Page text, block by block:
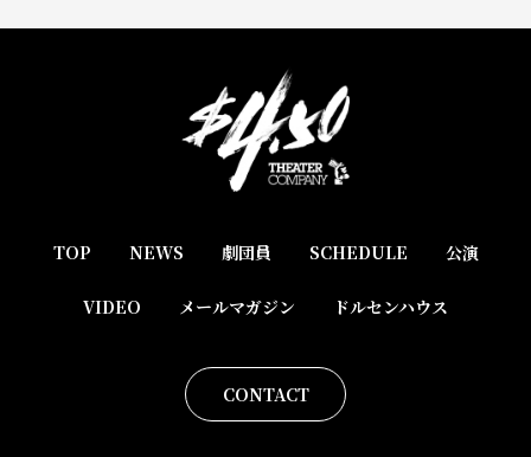
TOP NEWS 劇団員 SCHEDULE 公演
VIDEO メールマガジン ドルセンハウス
CONTACT